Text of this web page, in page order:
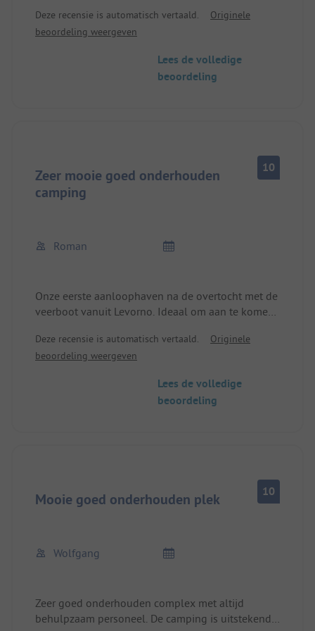
plaatsen. Het personeel is erg vriendelijk, een
klein campingdorp met gematigde prijzen. Bus
Deze recensie is automatisch vertaald.
Originele
beoordeling weergeven
Lees de volledige
beoordeling
Zeer mooie goed onderhouden
camping
10
Roman
Onze eerste aanloophaven na de overtocht met de
veerboot vanuit Levorno. Ideaal om aan te komen
Deze recensie is automatisch vertaald.
Originele
beoordeling weergeven
Lees de volledige
beoordeling
Mooie goed onderhouden plek 10
Wolfgang
Zeer goed onderhouden complex met altijd
behulpzaam personeel. De camping is uitstekend